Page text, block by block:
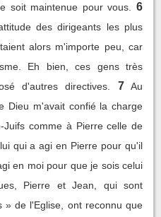
soit maintenue pour vous.
6
des dirigeants les plus
alors m'importe peu, car
Eh bien, ces gens très
d'autres directives.
7 Au
Dieu m'avait confié la charge
Juifs comme à Pierre celle de
qui a agi en Pierre pour qu'il
en moi pour que je sois celui
Pierre et Jean, qui sont
» de l'Eglise, ont reconnu que